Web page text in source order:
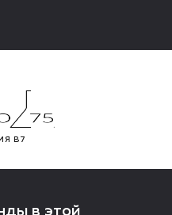
.
B7
в этой